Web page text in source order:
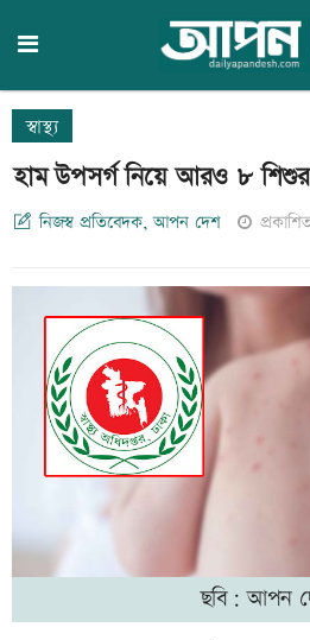
স্বাস্থ্য
হাম উপসর্গ নিয়ে আরও ৮
নিজস্ব প্রতিবেদক, আপন দেশ
ছবি: আপন